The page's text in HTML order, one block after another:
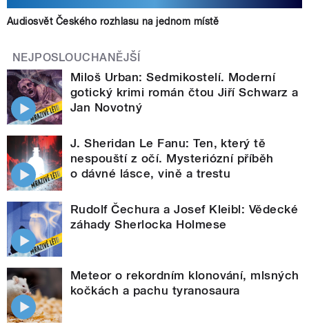
Audiosvět Českého rozhlasu na jednom místě
NEJPOSLOUCHANĚJŠÍ
Miloš Urban: Sedmikostelí. Moderní
gotický krimi román čtou Jiří Schwarz a
Jan Novotný
J. Sheridan Le Fanu: Ten, který tě
nespouští z očí. Mysteriózní příběh
o dávné lásce, vině a trestu
Rudolf Čechura a Josef Kleibl: Vědecké
záhady Sherlocka Holmese
Meteor o rekordním klonování, mlsných
kočkách a pachu tyranosaura